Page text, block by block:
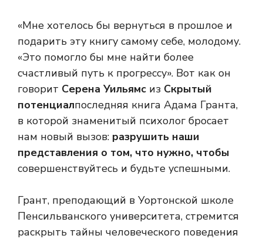
«Мне хотелось бы вернуться в прошлое и
подарить эту книгу самому себе, молодому.
«Это помогло бы мне найти более
счастливый путь к прогрессу». Вот как он
говорит Серена Уильямс из Скрытый
потенциалпоследняя книга Адама Гранта,
в которой знаменитый психолог бросает
нам новый вызов: разрушить наши
представления о том, что нужно, чтобы
совершенствуйтесь и будьте успешными.
Грант, преподающий в Уортонской школе
Пенсильванского университета, стремится
раскрыть тайны человеческого поведения